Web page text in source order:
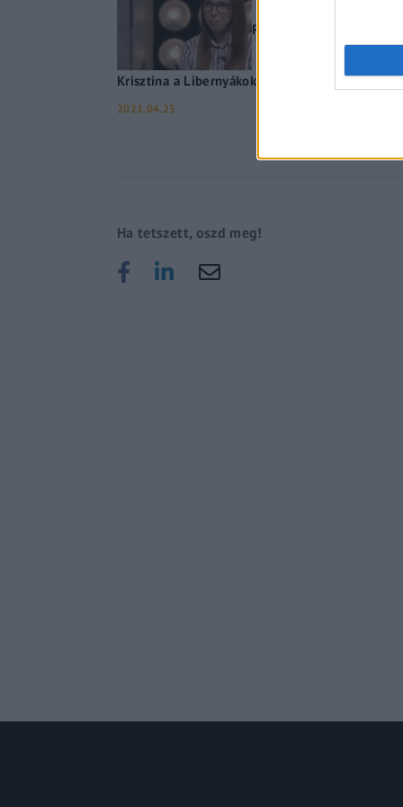
Rettegni kell amiatt,
Krisztina a Libernyákokban
2021.04.25.
Ha tetszett, oszd meg!